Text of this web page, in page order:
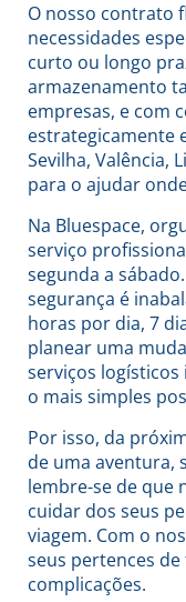
O nosso contrato
necessidades
curto ou longo
armazenamento
empresas, e com
estrategicamente
Sevilha, Valência,
para o ajudar
Na Bluespace,
serviço
segunda a
segurança é
horas por dia, 7
planear uma
serviços
o mais simples
Por isso, da
de uma aventura,
lembre-se de que
cuidar dos seus
viagem. Com o
seus pertences
complicações.